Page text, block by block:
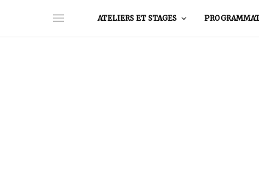
ATELIERS ET STAGES